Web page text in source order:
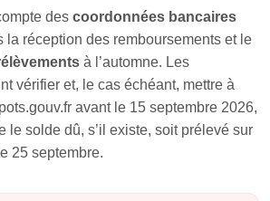
des coordonnées bancaires
la réception des remboursements et le
à l’automne. Les
vérifier et, le cas échéant, mettre à
avant le 15 septembre 2026,
le solde dû, s’il existe, soit prélevé sur
25 septembre.